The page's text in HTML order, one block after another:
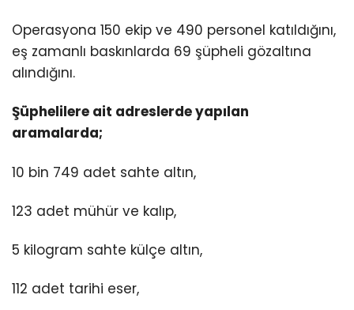
Operasyona 150 ekip ve 490 personel katıldığını,
eş zamanlı baskınlarda 69 şüpheli gözaltına
alındığını.
Şüphelilere ait adreslerde yapılan
aramalarda;
10 bin 749 adet sahte altın,
123 adet mühür ve kalıp,
5 kilogram sahte külçe altın,
112 adet tarihi eser,